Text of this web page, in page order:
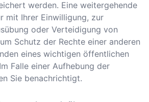
werden. Eine weitergehende
mit Ihrer Einwilligung, zur
oder Verteidigung von
Schutz der Rechte einer anderen
eines wichtigen öffentlichen
Falle einer Aufhebung der
Sie benachrichtigt.